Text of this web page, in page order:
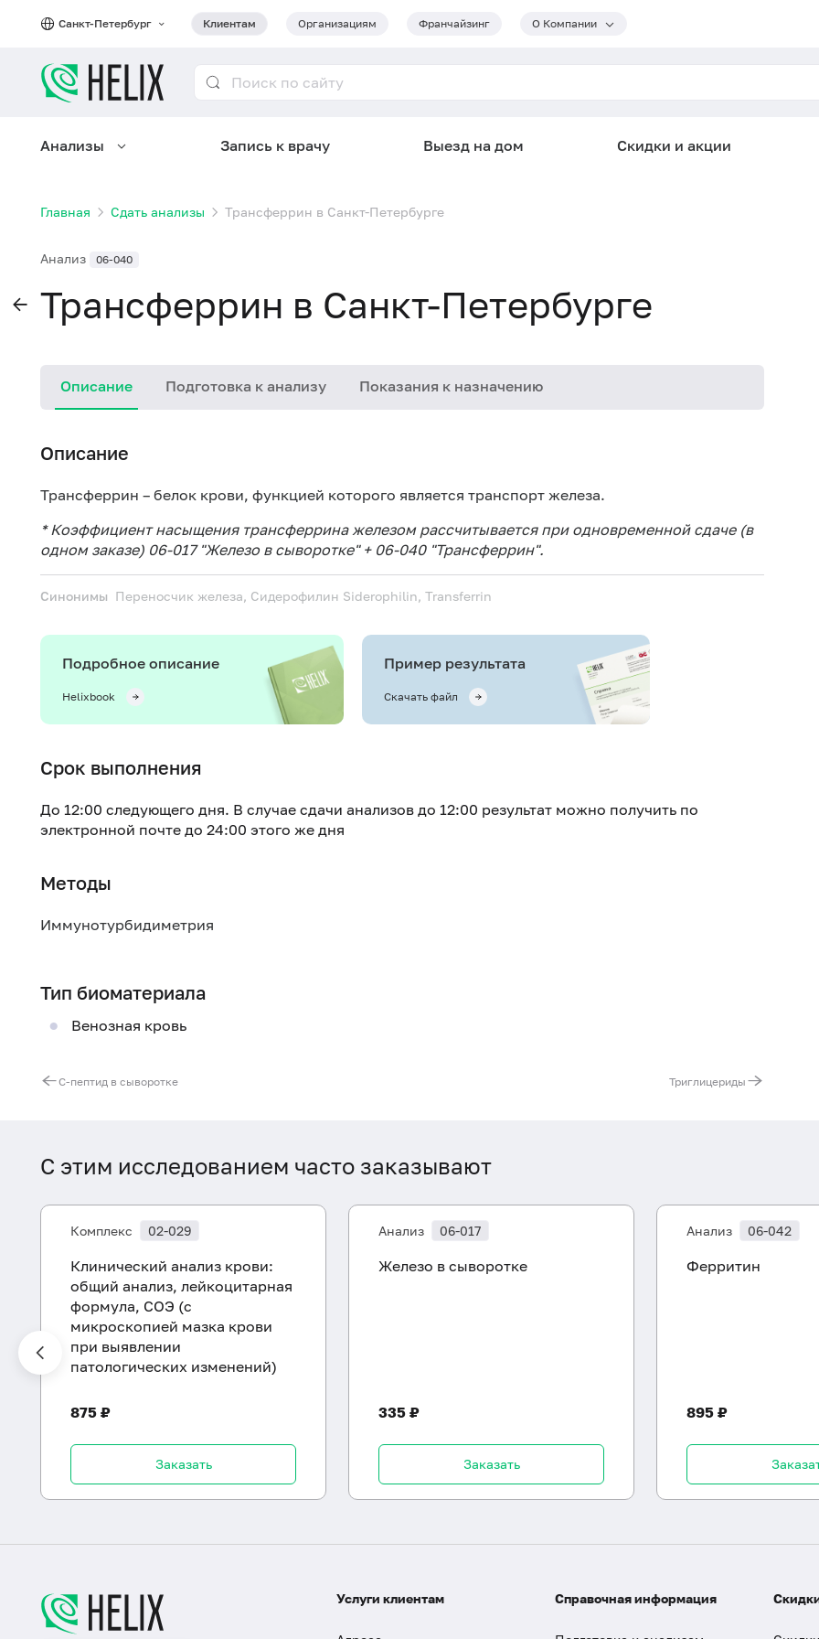
Санкт-Петербург Клиентам Организациям Франчайзинг О Компании
Анализы Запись к врачу Выезд на дом Скидки и акции
Главная Сдать анализы Трансферрин в Санкт-Петербурге
Анализ 06-040
Трансферрин в Санкт-Петербурге
Описание Подготовка к анализу Показания к назначению
Описание
Трансферрин – белок крови, функцией которого является транспорт железа.
* Коэффициент насыщения трансферрина железом рассчитывается при одновременной сдаче (в
одном заказе) 06-017 "Железо в сыворотке" + 06-040 "Трансферрин".
Синонимы Переносчик железа, Сидерофилин Siderophilin, Transferrin
Подробное описание
Helixbook
Пример результата
Скачать файл
Срок выполнения
До 12:00 следующего дня. В случае сдачи анализов до 12:00 результат можно получить по
электронной почте до 24:00 этого же дня
Методы
Иммунотурбидиметрия
Тип биоматериала
Венозная кровь
С-пептид в сыворотке Триглицериды
С этим исследованием часто заказывают
Комплекс 02-029
Клинический анализ крови:
общий анализ, лейкоцитарная
формула, СОЭ (с
микроскопией мазка крови
при выявлении
патологических изменений)
875 ₽
Заказать
Анализ 06-017
Железо в сыворотке
335 ₽
Заказать
Анализ 06-042
Ферритин
895 ₽
Услуги клиентам Справочная информация